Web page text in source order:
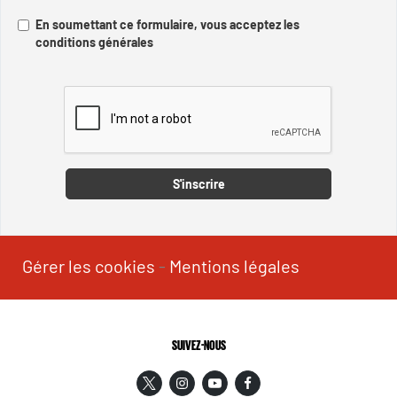
En soumettant ce formulaire, vous acceptez les
conditions générales
S'inscrire
Gérer les cookies - Mentions légales
SUIVEZ-NOUS